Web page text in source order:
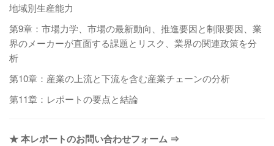
地域別生産能力
第9章：市場力学、市場の最新動向、推進要因と制限要因、業
界のメーカーが直面する課題とリスク、業界の関連政策を分
析
第10章：産業の上流と下流を含む産業チェーンの分析
第11章：レポートの要点と結論
★ 本レポートのお問い合わせフォーム ⇒